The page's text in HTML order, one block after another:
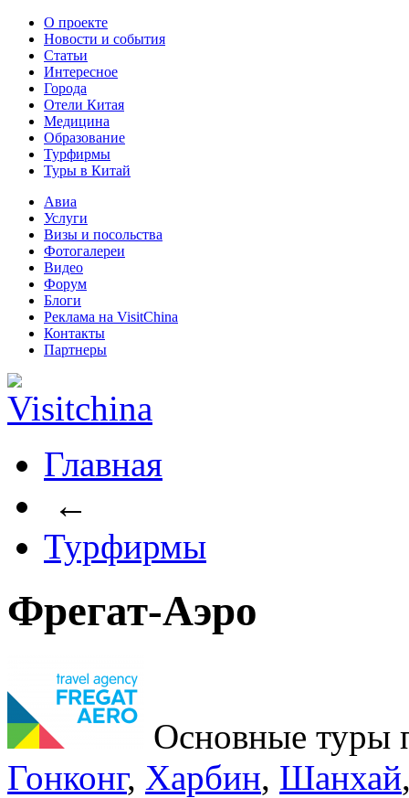
О проекте
Новости и события
Статьи
Интересное
Города
Отели Китая
Медицина
Образование
Турфирмы
Туры в Китай
Авиа
Услуги
Визы и посольства
Фотогалереи
Видео
Форум
Блоги
Реклама на VisitChina
Контакты
Партнеры
Главная
←
Турфирмы
Фрегат-Аэро
Основные
Гонконг, Харбин, Шанхай